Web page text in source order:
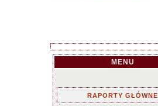
MENU
RAPORTY GŁÓWNE